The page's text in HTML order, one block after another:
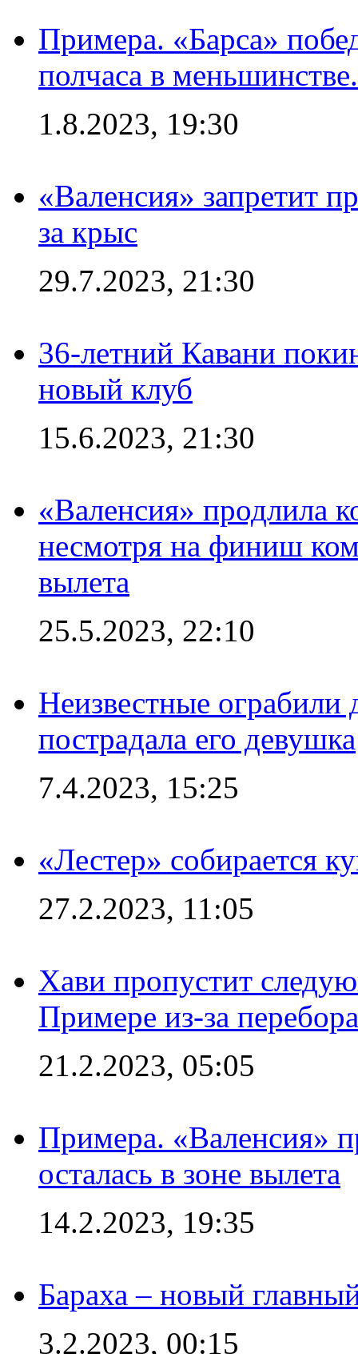
Примера. «Барса»
полчаса в
1.8.2023, 19:30
«Валенсия» запретит
за крыс
29.7.2023, 21:30
36-летний Кавани
новый клуб
15.6.2023, 21:30
«Валенсия» продлила
несмотря на финиш
вылета
25.5.2023, 22:10
Неизвестные
пострадала его девушка
7.4.2023, 15:25
«Лестер» собирается
27.2.2023, 11:05
Хави пропустит
Примере из-за
21.2.2023, 05:05
Примера. «Валенсия»
осталась в зоне вылета
14.2.2023, 19:35
Бараха – новый
3.2.2023, 00:15